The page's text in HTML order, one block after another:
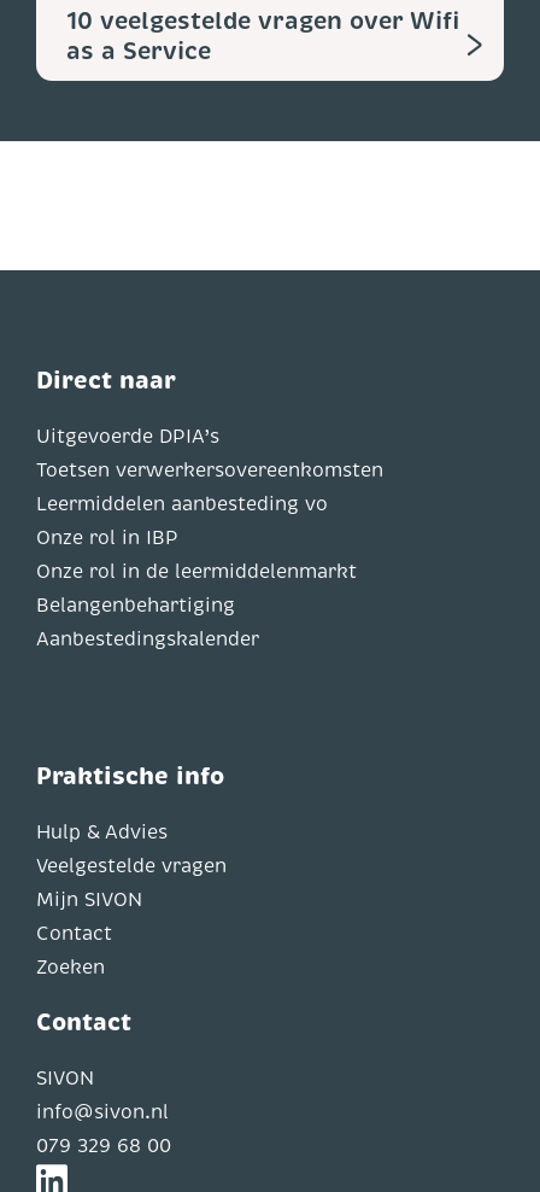
10 veelgestelde vragen over Wifi
as a Service
>
Direct naar
Uitgevoerde DPIA’s
Toetsen verwerkersovereenkomsten
Leermiddelen aanbesteding vo
Onze rol in IBP
Onze rol in de leermiddelenmarkt
Belangenbehartiging
Aanbestedingskalender
Praktische info
Hulp & Advies
Veelgestelde vragen
Mijn SIVON
Contact
Zoeken
Contact
SIVON
info@sivon.nl
079 329 68 00